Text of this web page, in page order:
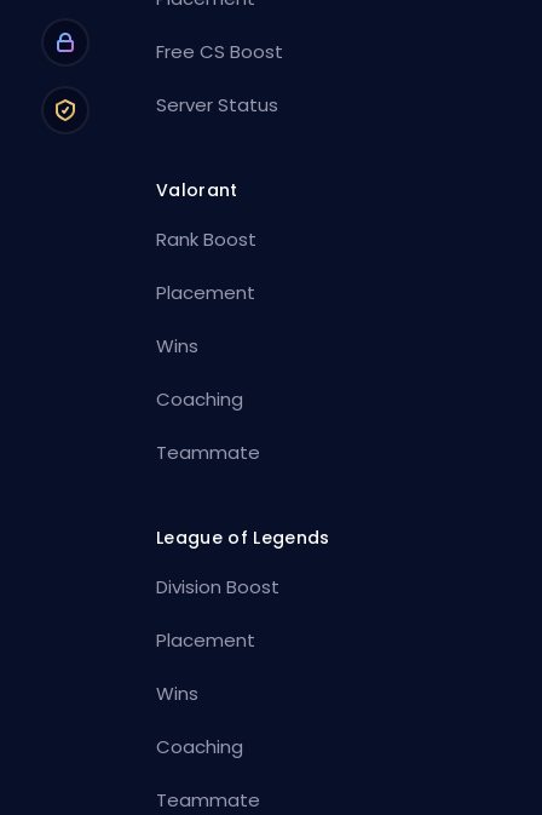
Free CS Boost
Server Status
Valorant
Rank Boost
Placement
Wins
Coaching
Teammate
League of Legends
Division Boost
Placement
Wins
Coaching
Teammate